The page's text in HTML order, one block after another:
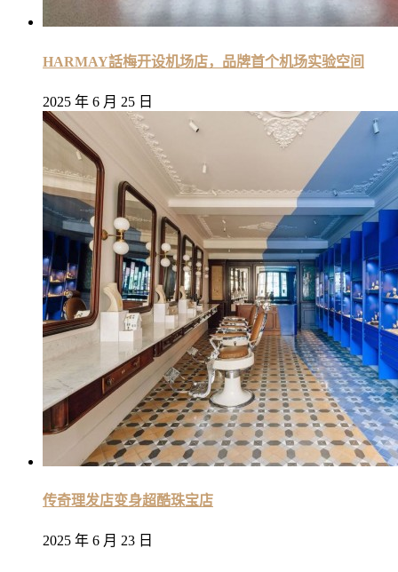
HARMAY話梅开设机场店，品牌首个机场实验空间
2025 年 6 月 25 日
传奇理发店变身超酷珠宝店
2025 年 6 月 23 日